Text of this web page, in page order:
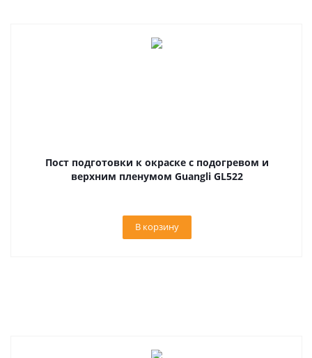
Пост подготовки к окраске с подогревом и
верхним пленумом Guangli GL522
В корзину